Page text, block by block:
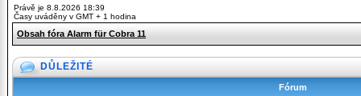
Právě je 8.8.2026 18:39
Časy uváděny v GMT + 1 hodina
Obsah fóra Alarm für Cobra 11
DŮLEŽITÉ
Fórum